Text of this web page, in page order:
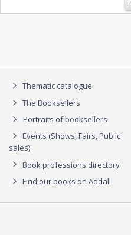
Thematic catalogue
The Booksellers
Portraits of booksellers
Events (Shows, Fairs, Public
sales)
Book professions directory
Find our books on Addall